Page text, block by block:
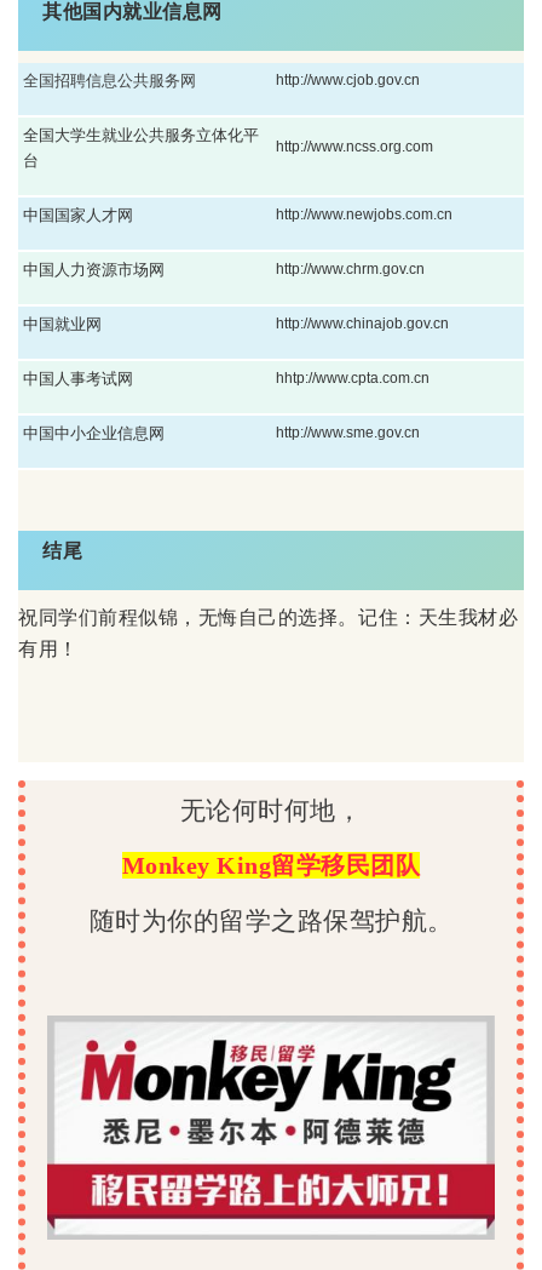
其他国内就业信息网
全国招聘信息公共服务网 http://www.cjob.gov.cn
全国大学生就业公共服务立体化平
台
http://www.ncss.org.com
中国国家人才网 http://www.newjobs.com.cn
中国人力资源市场网 http://www.chrm.gov.cn
中国就业网 http://www.chinajob.gov.cn
中国人事考试网 hhtp://www.cpta.com.cn
中国中小企业信息网 http://www.sme.gov.cn
结尾
祝同学们前程似锦，无悔自己的选择。记住：天生我材必
有用！
无论何时何地，
Monkey King留学移民团队
随时为你的留学之路保驾护航。